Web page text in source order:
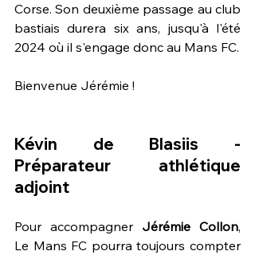
Corse. Son deuxième passage au club
bastiais durera six ans, jusqu'à l'été
2024 où il s'engage donc au Mans FC.
Bienvenue Jérémie !
Kévin de Blasiis -
Préparateur athlétique
adjoint
Pour accompagner Jérémie Collon,
Le Mans FC pourra toujours compter